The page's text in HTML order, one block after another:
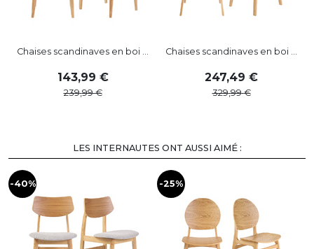
Chaises scandinaves en boi ...
143,99
239,99
Chaises scandinaves en boi ...
247,49
329,99
LES INTERNAUTES ONT AUSSI AIMÉ :
-40% -25%